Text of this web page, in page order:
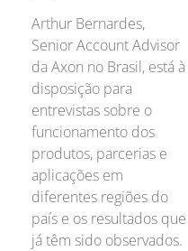
Arthur Bernardes,
Senior Account Advisor
da Axon no Brasil, está à
disposição para
entrevistas sobre o
funcionamento dos
produtos, parcerias e
aplicações em
diferentes regiões do
país e os resultados que
já têm sido observados.